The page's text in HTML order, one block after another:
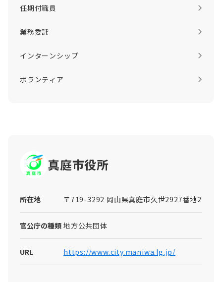
任期付職員
業務委託
インターンシップ
ボランティア
真庭市役所
所在地 〒719-3292 岡山県真庭市久世2927番地2
官公庁の種類 地方公共団体
URL https://www.city.maniwa.lg.jp/